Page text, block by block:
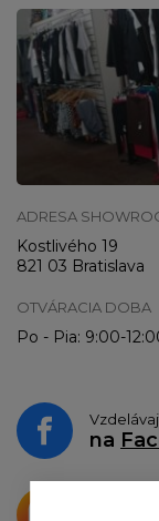
ADRESA
Kostlivého 19
821 03 Bratislava
OTVÁRACIA DOBA
Po - Pia: 9:00-
na